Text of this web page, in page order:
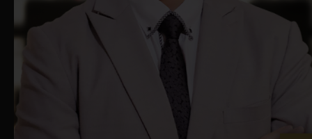
请注意，本网站提供的资讯仅供一般备
知，並不构成购买或出售任何投资、产品
或服务的要约，亦不应被视为要约、招揽
或投资、法律或税务建议。本网站上的若